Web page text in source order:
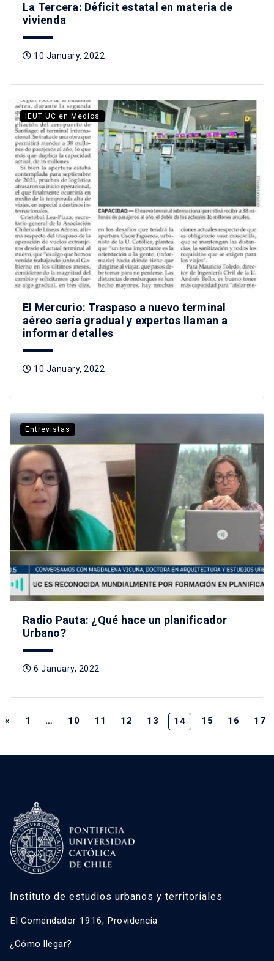
La Tercera: Déficit estatal en materia de
vivienda
10 January, 2022
IEUT UC en Medios
El Mercurio: Traspaso a nuevo terminal
aéreo sería gradual y expertos llaman a
informar detalles
10 January, 2022
Entrevistas
Radio Pauta: ¿Qué hace un planificador
Urbano?
6 January, 2022
« 1 … 10 11 12 13 14 15 16 17
Instituto de estudios urbanos y territoriales
El Comendador 1916, Providencia
¿Cómo llegar?